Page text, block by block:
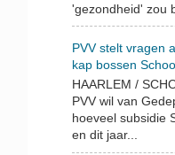
'gezondheid' zou
PVV stelt vragen
kap bossen
HAARLEM /
PVV wil van
hoeveel subsidie
en dit jaar...